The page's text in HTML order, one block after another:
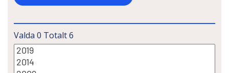
Valda 0 Totalt6